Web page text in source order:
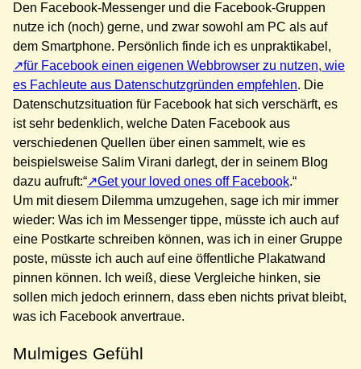
Den Facebook-Messenger und die Facebook-Gruppen
nutze ich (noch) gerne, und zwar sowohl am PC als auf
dem Smartphone. Persönlich finde ich es unpraktikabel,
für Facebook einen eigenen Webbrowser zu nutzen, wie
es Fachleute aus Datenschutzgründen empfehlen. Die
Datenschutzsituation für Facebook hat sich verschärft, es
ist sehr bedenklich, welche Daten Facebook aus
verschiedenen Quellen über einen sammelt, wie es
beispielsweise Salim Virani darlegt, der in seinem Blog
dazu aufruft:“
Get your loved ones off Facebook.“
Um mit diesem Dilemma umzugehen, sage ich mir immer
wieder: Was ich im Messenger tippe, müsste ich auch auf
eine Postkarte schreiben können, was ich in einer Gruppe
poste, müsste ich auch auf eine öffentliche Plakatwand
pinnen können. Ich weiß, diese Vergleiche hinken, sie
sollen mich jedoch erinnern, dass eben nichts privat bleibt,
was ich Facebook anvertraue.
Mulmiges Gefühl